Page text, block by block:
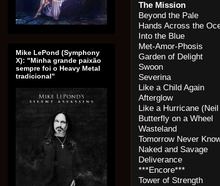
The Mission
Beyond the Pale
Hands Across the
Into the Blue
Met-Amor-Phosis
Garden of Delight
Swoon
Severina
Like a Child Again
Afterglow
Like a Hurricane
Butterfly on a Wheel
Wasteland
Tomorrow Never
Naked and Savage
Deliverance
***Encore***
Tower of Strength
Mike LePond (Symphony
X): "Minha grande paixão
sempre foi o Heavy Metal
tradicional"